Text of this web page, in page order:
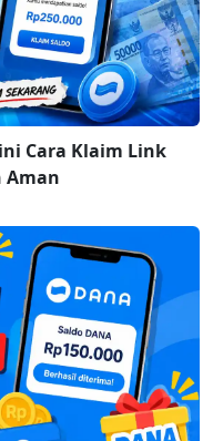
Cara Klaim Link
Aman